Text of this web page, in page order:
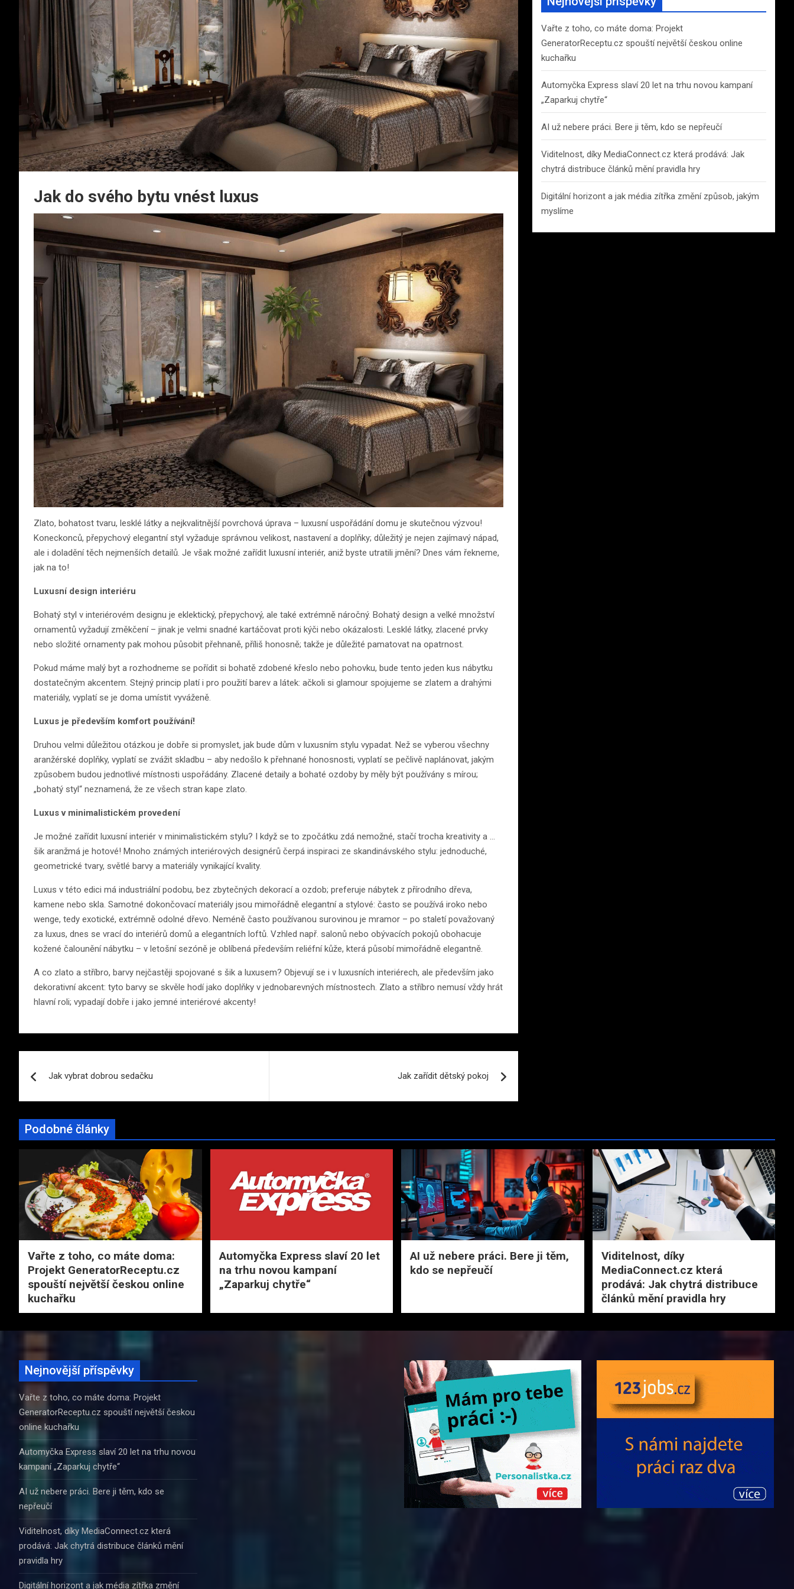
Jak do svého bytu vnést luxus
Zlato, bohatost tvaru, lesklé látky a nejkvalitnější povrchová úprava – luxusní uspořádání domu je skutečnou výzvou!
Koneckonců, přepychový elegantní styl vyžaduje správnou velikost, nastavení a doplňky; důležitý je nejen zajímavý nápad,
ale i doladění těch nejmenších detailů. Je však možné zařídit luxusní interiér, aniž byste utratili jmění? Dnes vám řekneme,
jak na to!
Luxusní design interiéru
Bohatý styl v interiérovém designu je eklektický, přepychový, ale také extrémně náročný. Bohatý design a velké množství
ornamentů vyžadují změkčení – jinak je velmi snadné kartáčovat proti kýči nebo okázalosti. Lesklé látky, zlacené prvky
nebo složité ornamenty pak mohou působit přehnaně, příliš honosně; takže je důležité pamatovat na opatrnost.
Pokud máme malý byt a rozhodneme se pořídit si bohatě zdobené křeslo nebo pohovku, bude tento jeden kus nábytku
dostatečným akcentem. Stejný princip platí i pro použití barev a látek: ačkoli si glamour spojujeme se zlatem a drahými
materiály, vyplatí se je doma umístit vyváženě.
Luxus je především komfort používání!
Druhou velmi důležitou otázkou je dobře si promyslet, jak bude dům v luxusním stylu vypadat. Než se vyberou všechny
aranžérské doplňky, vyplatí se zvážit skladbu – aby nedošlo k přehnané honosnosti, vyplatí se pečlivě naplánovat, jakým
způsobem budou jednotlivé místnosti uspořádány. Zlacené detaily a bohaté ozdoby by měly být používány s mírou;
„bohatý styl“ neznamená, že ze všech stran kape zlato.
Luxus v minimalistickém provedení
Je možné zařídit luxusní interiér v minimalistickém stylu? I když se to zpočátku zdá nemožné, stačí trocha kreativity a …
šik aranžmá je hotové! Mnoho známých interiérových designérů čerpá inspiraci ze skandinávského stylu: jednoduché,
geometrické tvary, světlé barvy a materiály vynikající kvality.
Luxus v této edici má industriální podobu, bez zbytečných dekorací a ozdob; preferuje nábytek z přírodního dřeva,
kamene nebo skla. Samotné dokončovací materiály jsou mimořádně elegantní a stylové: často se používá iroko nebo
wenge, tedy exotické, extrémně odolné dřevo. Neméně často používanou surovinou je mramor – po staletí považovaný
za luxus, dnes se vrací do interiérů domů a elegantních loftů. Vzhled např. salonů nebo obývacích pokojů obohacuje
kožené čalounění nábytku – v letošní sezóně je oblíbená především reliéfní kůže, která působí mimořádně elegantně.
A co zlato a stříbro, barvy nejčastěji spojované s šik a luxusem? Objevují se i v luxusních interiérech, ale především jako
dekorativní akcent: tyto barvy se skvěle hodí jako doplňky v jednobarevných místnostech. Zlato a stříbro nemusí vždy hrát
hlavní roli; vypadají dobře i jako jemné interiérové ​​akcenty!
pro
Jak vybrat dobrou sedačku Jak zařídit dětský pokoj
h
Vařte z toho, co máte doma: Projekt
GeneratorReceptu.cz spouští největší českou online
kuchařku
Automyčka Express slaví 20 let na trhu novou kampaní
„Zaparkuj chytře“
AI už nebere práci. Bere ji těm, kdo se nepřeučí
Viditelnost, díky MediaConnect.cz která prodává: Jak
chytrá distribuce článků mění pravidla hry
Digitální horizont a jak média zítřka změní způsob, jakým
myslíme
Podobné články
Vařte z toho, co máte doma:
Projekt GeneratorReceptu.cz
spouští největší českou online
kuchařku
Automyčka Express slaví 20 let
na trhu novou kampaní
„Zaparkuj chytře“
AI už nebere práci. Bere ji těm,
kdo se nepřeučí
Viditelnost, díky
MediaConnect.cz která
prodává: Jak chytrá distribuce
článků mění pravidla hry
Nejnovější příspěvky
Vařte z toho, co máte doma: Projekt
GeneratorReceptu.cz spouští největší českou
online kuchařku
Automyčka Express slaví 20 let na trhu novou
kampaní „Zaparkuj chytře“
AI už nebere práci. Bere ji těm, kdo se
nepřeučí
Viditelnost, díky MediaConnect.cz která
prodává: Jak chytrá distribuce článků mění
pravidla hry
Digitální horizont a jak média zítřka změní